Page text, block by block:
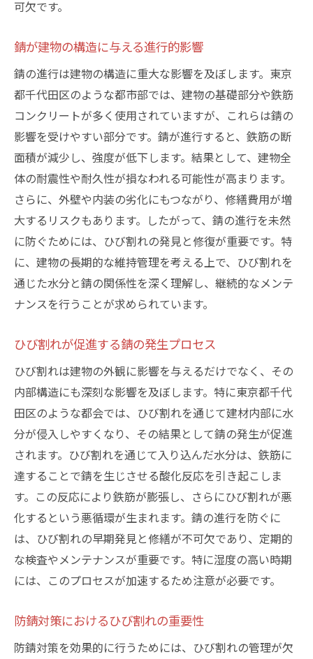
可欠です。
錆が建物の構造に与える進行的影響
錆の進行は建物の構造に重大な影響を及ぼします。東京
都千代田区のような都市部では、建物の基礎部分や鉄筋
コンクリートが多く使用されていますが、これらは錆の
影響を受けやすい部分です。錆が進行すると、鉄筋の断
面積が減少し、強度が低下します。結果として、建物全
体の耐震性や耐久性が損なわれる可能性が高まります。
さらに、外壁や内装の劣化にもつながり、修繕費用が増
大するリスクもあります。したがって、錆の進行を未然
に防ぐためには、ひび割れの発見と修復が重要です。特
に、建物の長期的な維持管理を考える上で、ひび割れを
通じた水分と錆の関係性を深く理解し、継続的なメンテ
ナンスを行うことが求められています。
ひび割れが促進する錆の発生プロセス
ひび割れは建物の外観に影響を与えるだけでなく、その
内部構造にも深刻な影響を及ぼします。特に東京都千代
田区のような都会では、ひび割れを通じて建材内部に水
分が侵入しやすくなり、その結果として錆の発生が促進
されます。ひび割れを通じて入り込んだ水分は、鉄筋に
達することで錆を生じさせる酸化反応を引き起こしま
す。この反応により鉄筋が膨張し、さらにひび割れが悪
化するという悪循環が生まれます。錆の進行を防ぐに
は、ひび割れの早期発見と修繕が不可欠であり、定期的
な検査やメンテナンスが重要です。特に湿度の高い時期
には、このプロセスが加速するため注意が必要です。
防錆対策におけるひび割れの重要性
防錆対策を効果的に行うためには、ひび割れの管理が欠